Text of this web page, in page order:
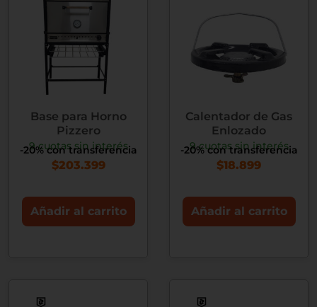
Base para Horno
Pizzero
9 cuotas sin interés
-20% con transferencia
$203.399
Añadir al carrito
Calentador de Gas
Enlozado
9 cuotas sin interés
-20% con transferencia
$18.899
Añadir al carrito